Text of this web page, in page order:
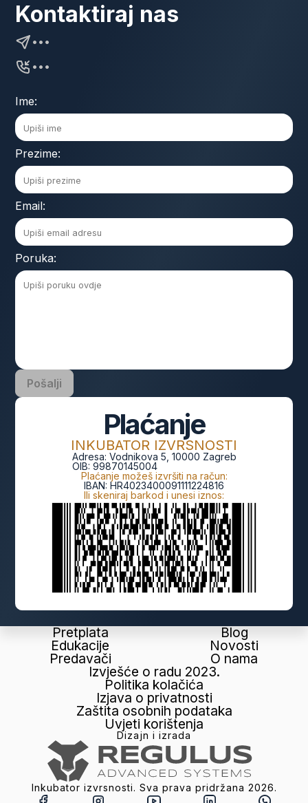
Kontaktiraj nas
•••
•••
Ime:
Prezime:
Email:
Poruka:
Pošalji
Plaćanje
INKUBATOR IZVRSNOSTI
Adresa: Vodnikova 5, 10000 Zagreb
OIB: 99870145004
Plaćanje možeš izvršiti na račun:
IBAN: HR4023400091111224816
Ili skeniraj barkod i unesi iznos:
Pretplata
Edukacije
Predavači
Blog
Novosti
O nama
Izvješće o radu 2023.
Politika kolačića
Izjava o privatnosti
Zaštita osobnih podataka
Uvjeti korištenja
Dizajn i izrada
Inkubator izvrsnosti. Sva prava pridržana 2026.